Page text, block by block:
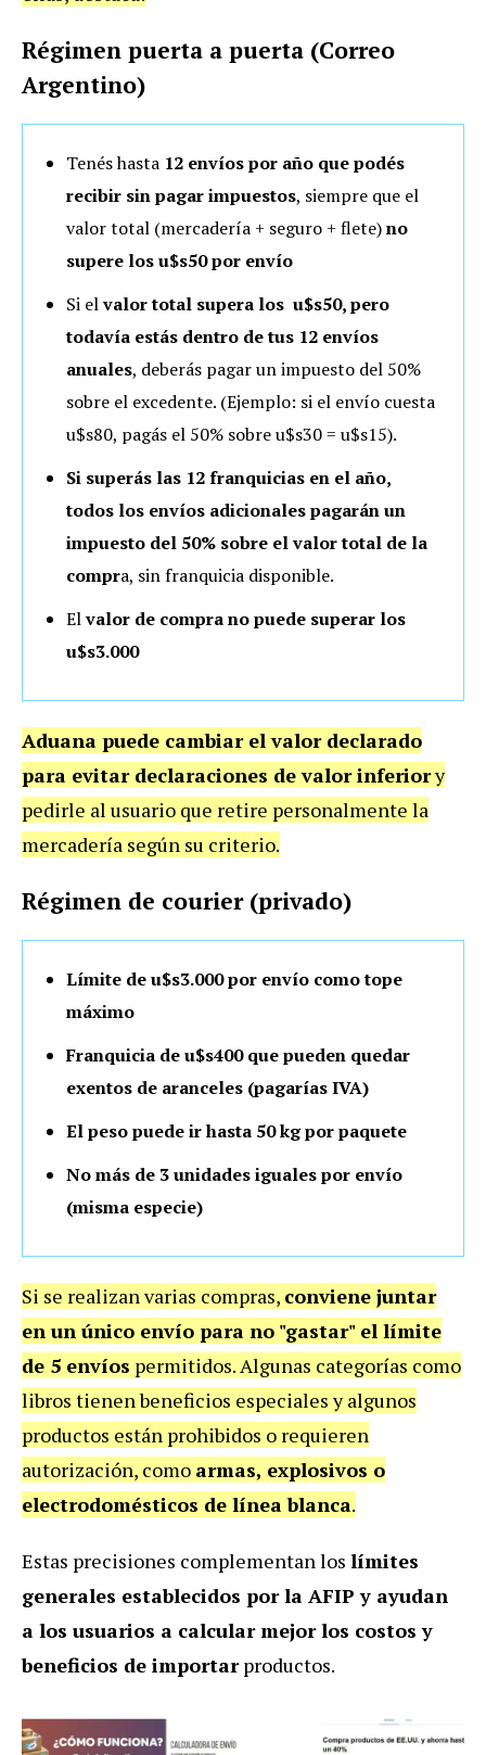
Régimen puerta a puerta (Correo
Argentino)
Tenés hasta 12 envíos por año que podés
recibir sin pagar impuestos, siempre que el
valor total (mercadería + seguro + flete)no
supere los u$s50 por envío
Si elvalor total supera los u$s50, pero
todavía estás dentro de tus 12 envíos
anuales, deberás pagar un impuesto del 50%
sobre el excedente. (Ejemplo: si el envío cuesta
u$s80, pagás el 50% sobre u$s30 = u$s15).
Si superás las 12 franquicias en el año,
todos los envíos adicionales pagarán un
impuesto del 50% sobre el valor total de la
compra, sin franquicia disponible.
Elvalor de compra no puede superar los
u$s3.000
Aduana puede cambiar el valor declarado
para evitar declaraciones de valor inferiory
pedirle al usuario que retire personalmente la
mercadería según su criterio.
Régimen de courier (privado)
Límite de u$s3.000 por envío como tope
máximo
Franquicia de u$s400 que pueden quedar
exentos de aranceles (pagarías IVA)
El peso puede ir hasta 50 kg por paquete
No más de 3 unidades iguales por envío
(misma especie)
Si se realizan varias compras, conviene juntar
en un único envío para no "gastar" el límite
de 5 envíos permitidos. Algunas categorías como
libros tienen beneficios especiales y algunos
productos están prohibidos o requieren
autorización, como armas, explosivos o
electrodomésticos de línea blanca.
Estas precisiones complementan los límites
generales establecidos por la AFIP y ayudan
a los usuarios a calcular mejor los costos y
beneficios de importarproductos.